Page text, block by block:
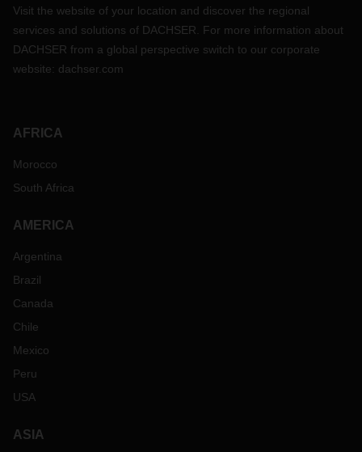
Visit the website of your location and discover the regional
services and solutions of DACHSER. For more information about
DACHSER from a global perspective switch to our corporate
website: dachser.com
AFRICA
Morocco
South Africa
AMERICA
Argentina
Brazil
Canada
Chile
Mexico
Peru
USA
ASIA